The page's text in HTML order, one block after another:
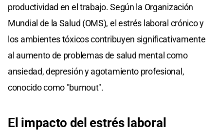
productividad en el trabajo. Según la Organización
Mundial de la Salud (OMS), el estrés laboral crónico y
los ambientes tóxicos contribuyen significativamente
al aumento de problemas de salud mental como
ansiedad, depresión y agotamiento profesional,
conocido como "burnout".
El impacto del estrés laboral